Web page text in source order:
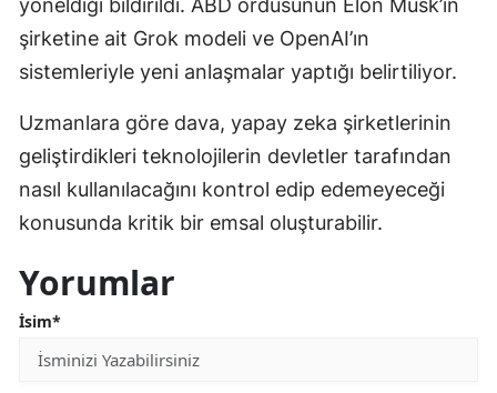
yöneldiği bildirildi. ABD ordusunun Elon Musk’ın
şirketine ait Grok modeli ve OpenAI’ın
sistemleriyle yeni anlaşmalar yaptığı belirtiliyor.
Uzmanlara göre dava, yapay zeka şirketlerinin
geliştirdikleri teknolojilerin devletler tarafından
nasıl kullanılacağını kontrol edip edemeyeceği
konusunda kritik bir emsal oluşturabilir.
Yorumlar
İsim*